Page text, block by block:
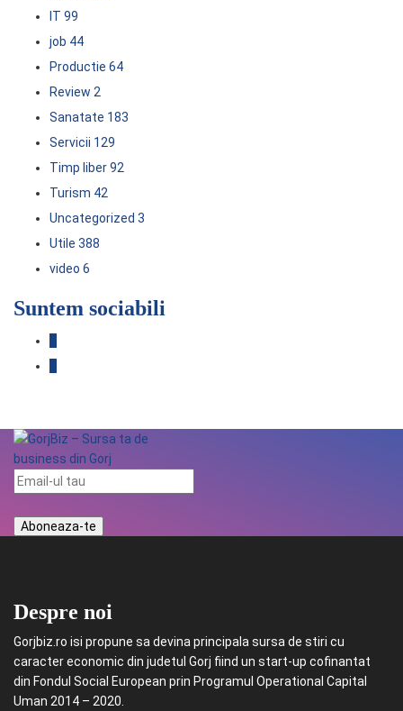
IT 99
job 44
Productie 64
Review 2
Sanatate 183
Servicii 129
Timp liber92
Turism 42
Uncategorized 3
Utile 388
video 6
Suntem sociabili
Despre noi
Gorjbiz.ro isi propune sa devina principala sursa de stiri cu
caracter economic din judetul Gorj fiind un start-up cofinantat
din Fondul Social European prin Programul Operational Capital
Uman 2014 – 2020.